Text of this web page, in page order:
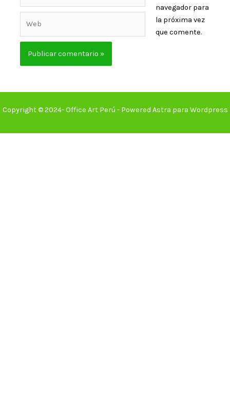
navegador para
la próxima vez
que comente.
Copyright © 2024- Office Art Perú - Powered Astra para Wordpress